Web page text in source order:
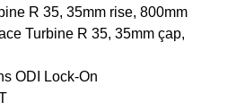
R 35, 35mm rise, 800mm
Turbine R 35, 35mm çap,
ODI Lock-On